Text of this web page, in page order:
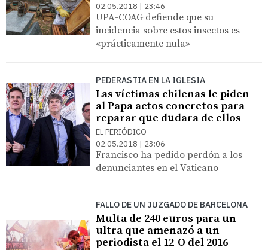
02.05.2018 | 23:46
UPA-COAG defiende que su
incidencia sobre estos insectos es
«prácticamente nula»
PEDERASTIA EN LA IGLESIA
Las víctimas chilenas le piden
al Papa actos concretos para
reparar que dudara de ellos
EL PERIÓDICO
02.05.2018 | 23:06
Francisco ha pedido perdón a los
denunciantes en el Vaticano
FALLO DE UN JUZGADO DE BARCELONA
Multa de 240 euros para un
ultra que amenazó a un
periodista el 12-O del 2016